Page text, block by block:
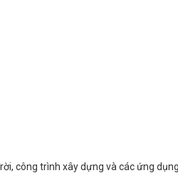
công trình xây dựng và các ứng